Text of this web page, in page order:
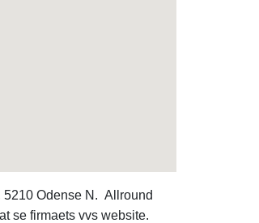
5210 Odense N. Allround
se firmaets vvs website.